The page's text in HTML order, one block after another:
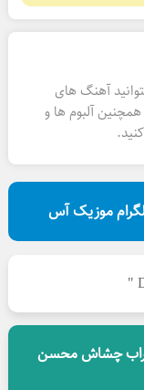
آهنگ های
آلبوم ها و
موزیک آس
خراب چشاش محسن